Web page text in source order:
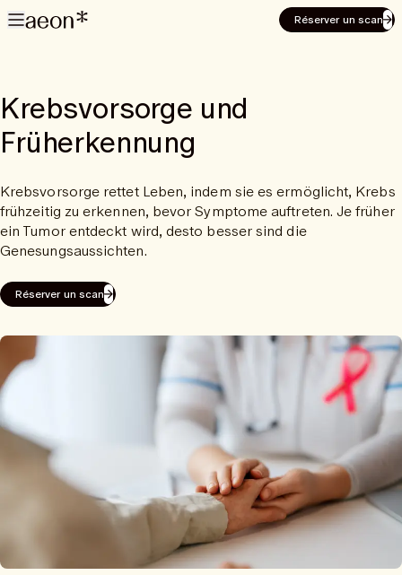
Réserver un scan
Krebsvorsorge und
Früherkennung
Krebsvorsorge rettet Leben, indem sie es ermöglicht, Krebs
frühzeitig zu erkennen, bevor Symptome auftreten. Je früher
ein Tumor entdeckt wird, desto besser sind die
Genesungsaussichten.
Réserver un scan